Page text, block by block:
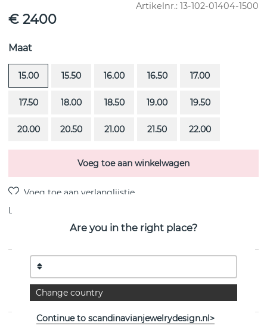
Artikelnr.: 13-102-01404-1500
€ 2400
Maat
15.00 15.50 16.00 16.50 17.00
17.50 18.00 18.50 19.00 19.50
20.00 20.50 21.00 21.50 22.00
Voeg toe aan winkelwagen
Levering:
PRODUCTOMSCHRIJVING
13 Stars & Signature is een 18k witgoud ring van het
Zweedse Efva Attling
Are you in the right place?
Change country
Continue to scandinavianjewelrydesign.nl>